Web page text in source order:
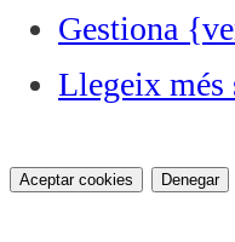
Gestiona
Llegeix més
Aceptar cookies Denegar